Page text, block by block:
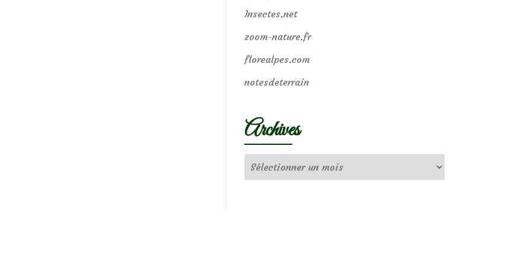
Insectes.net
zoom-nature.fr
florealpes.com
notesdeterrain
Archives
Archives